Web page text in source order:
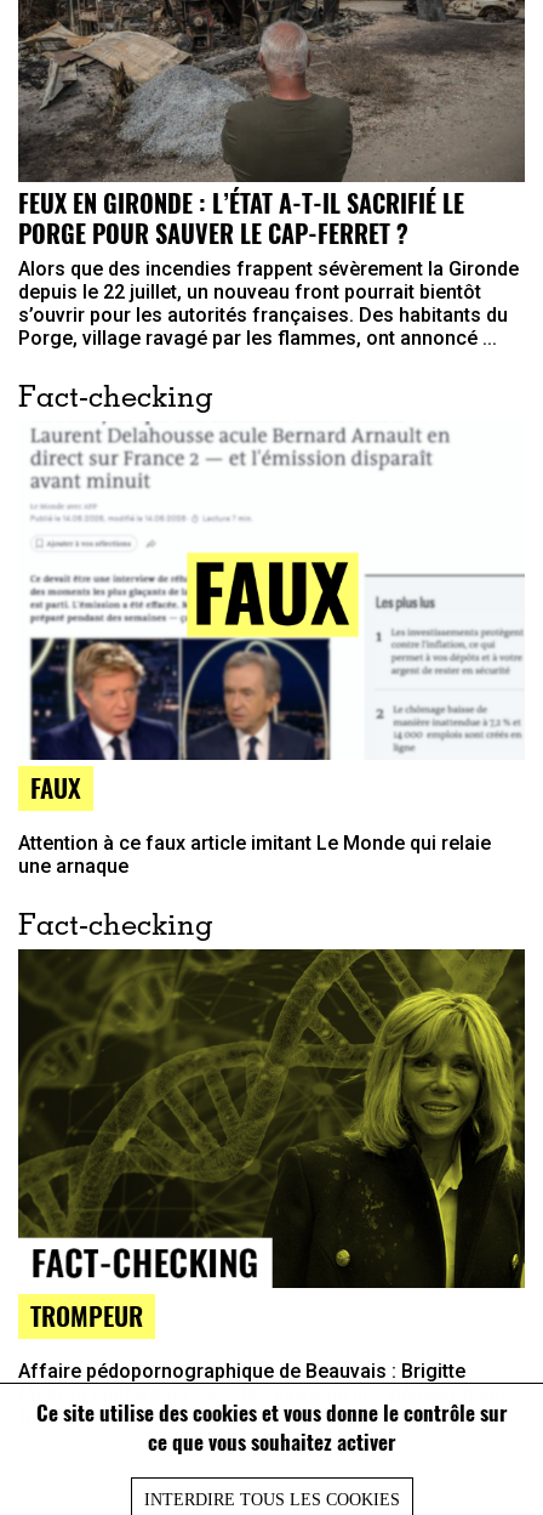
Ce site utilise des cookies et vous donne le contrôle sur
ce que vous souhaitez activer
INTERDIRE TOUS LES COOKIES
FEUX EN GIRONDE : L’ÉTAT A-T-IL SACRIFIÉ LE
PORGE POUR SAUVER LE CAP-FERRET ?
Alors que des incendies frappent sévèrement la Gironde
depuis le 22 juillet, un nouveau front pourrait bientôt
s’ouvrir pour les autorités françaises. Des habitants du
Porge, village ravagé par les flammes, ont annoncé ...
Fact-checking
FAUX
Attention à ce faux article imitant Le Monde qui relaie
une arnaque
Fact-checking
TROMPEUR
Affaire pédopornographique de Beauvais : Brigitte
flou